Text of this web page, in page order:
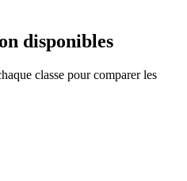
disponibles
classe pour comparer les